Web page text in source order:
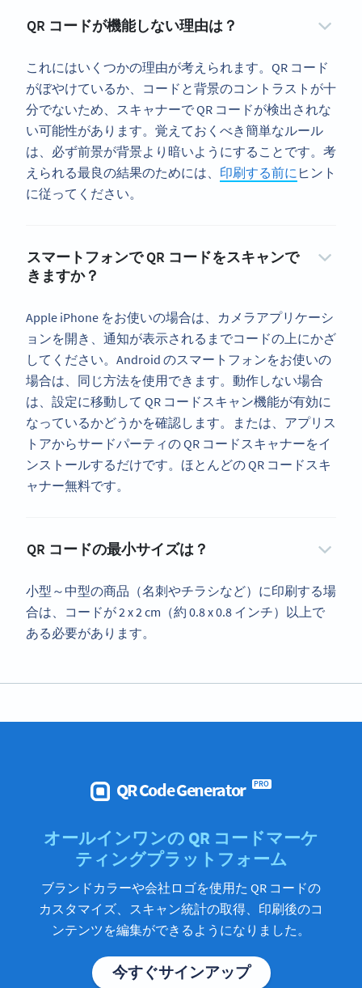
QR コードが機能しない理由は？
これにはいくつかの理由が考えられます。QR コード
がぼやけているか、コードと背景のコントラストが十
分でないため、スキャナーで QR コードが検出されな
い可能性があります。覚えておくべき簡単なルール
は、必ず前景が背景より暗いようにすることです。考
えられる最良の結果のためには、 印刷する前に ヒント
に従ってください。
スマートフォンで QR コードをスキャンで
きますか？
Apple iPhone をお使いの場合は、カメラアプリケーシ
ョンを開き、通知が表示されるまでコードの上にかざ
してください。Android のスマートフォンをお使いの
場合は、同じ方法を使用できます。動作しない場合
は、設定に移動して QR コードスキャン機能が有効に
なっているかどうかを確認します。または、アプリス
トアからサードパーティの QR コードスキャナーをイ
ンストールするだけです。ほとんどの QR コードスキ
ャナー無料です。
QR コードの最小サイズは？
小型～中型の商品（名刺やチラシなど）に印刷する場
合は、コードが 2 x 2 cm（約 0.8 x 0.8 インチ）以上で
ある必要があります。
QR Code Generator PRO
オールインワンの QR コードマーケ
ティングプラットフォーム
ブランドカラーや会社ロゴを使用た QR コードの
カスタマイズ、スキャン統計の取得、印刷後のコ
ンテンツを編集ができるようになりました。
今すぐサインアップ